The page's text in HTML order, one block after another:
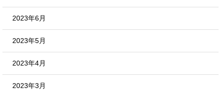
2023年6月
2023年5月
2023年4月
2023年3月